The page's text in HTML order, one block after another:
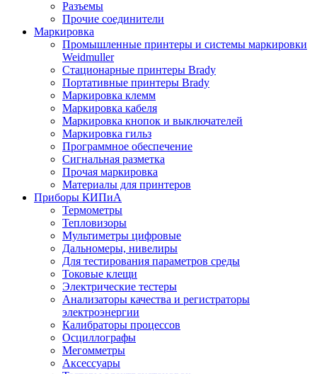
Разъемы
Прочие соединители
Маркировка
Промышленные принтеры и системы маркировки
Weidmuller
Стационарные принтеры Brady
Портативные принтеры Brady
Маркировка клемм
Маркировка кабеля
Маркировка кнопок и выключателей
Маркировка гильз
Программное обеспечение
Сигнальная разметка
Прочая маркировка
Материалы для принтеров
Приборы КИПиА
Термометры
Тепловизоры
Мультиметры цифровые
Дальномеры, нивелиры
Для тестирования параметров среды
Токовые клещи
Электрические тестеры
Анализаторы качества и регистраторы
электроэнергии
Калибраторы процессов
Осциллографы
Мегомметры
Аксессуары